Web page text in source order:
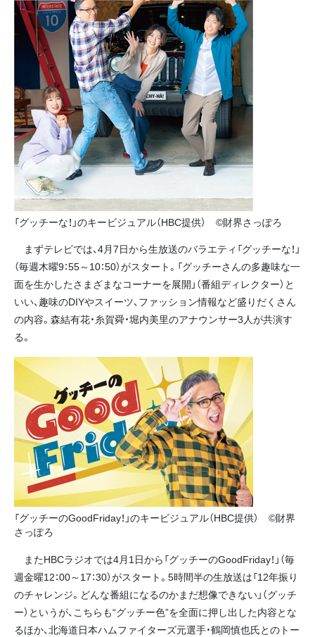
「グッチーな！」のキービジュアル（HBC提供） ©財界さっぽろ
まずテレビでは、4月7日から生放送のバラエティ「グッチーな！」
（毎週木曜9：55～10：50）がスタート。「グッチーさんの多趣味な一
面を生かしたさまざまなコーナーを展開」（番組ディレクター）と
いい、趣味のDIYやスイーツ、ファッション情報など盛りだくさん
の内容。森結有花・糸賀舜・堀内美里のアナウンサー3人が共演す
る。
「グッチーのGoodFriday！」のキービジュアル（HBC提供） ©財界
さっぽろ
またHBCラジオでは4月1日から「グッチーのGoodFriday！」（毎
週金曜12：00～17：30）がスタート。5時間半の生放送は「12年振り
のチャレンジ。どんな番組になるのかまだ想像できない」（グッチ
ー）というが、こちらも“グッチー色”を全面に押し出した内容とな
るほか、北海道日本ハムファイターズ元選手・鶴岡慎也氏とのトー